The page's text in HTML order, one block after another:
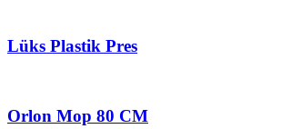
Lüks Plastik Pres
Orlon Mop 80 CM